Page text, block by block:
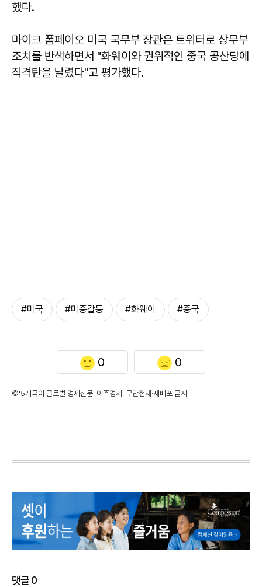
했다.
마이크 폼페이오 미국 국무부 장관은 트위터로 상무부
조치를 반색하면서 "화웨이와 권위적인 중국 공산당에
직격탄을 날렸다"고 평가했다.
#미국 #미중갈등 #화웨이 #중국
0 0
©'5개국어 글로벌 경제신문' 아주경제. 무단전재·재배포 금지
댓글0